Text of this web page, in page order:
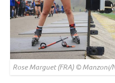
Rose Marguet (FRA) © Manzoni/